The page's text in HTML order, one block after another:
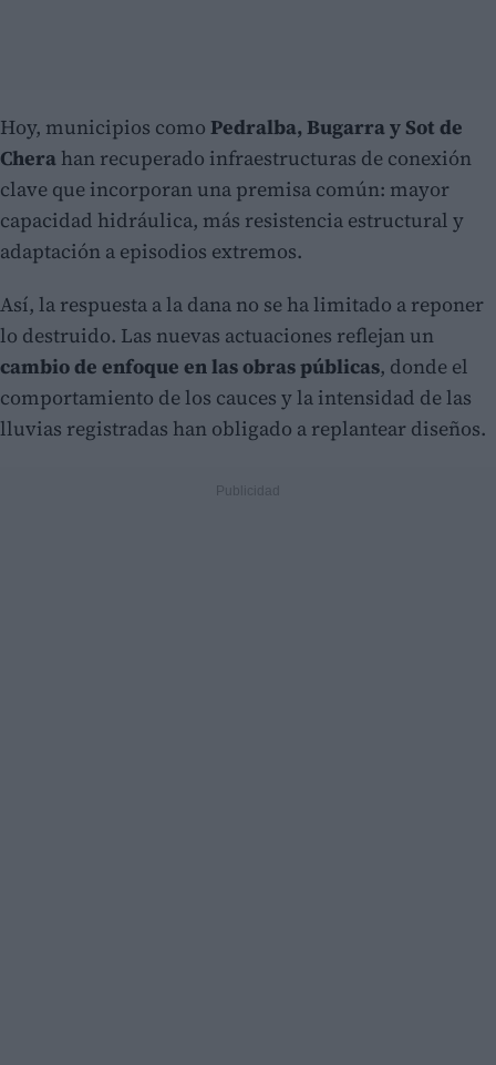
Hoy, municipios como Pedralba, Bugarra y Sot de
Chera han recuperado infraestructuras de conexión
clave que incorporan una premisa común: mayor
capacidad hidráulica, más resistencia estructural y
adaptación a episodios extremos.
Así, la respuesta a la dana no se ha limitado a reponer
lo destruido. Las nuevas actuaciones reflejan un
cambio de enfoque en las obras públicas, donde el
comportamiento de los cauces y la intensidad de las
lluvias registradas han obligado a replantear diseños.